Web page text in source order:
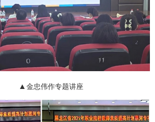
▲ 金忠伟作专题讲座